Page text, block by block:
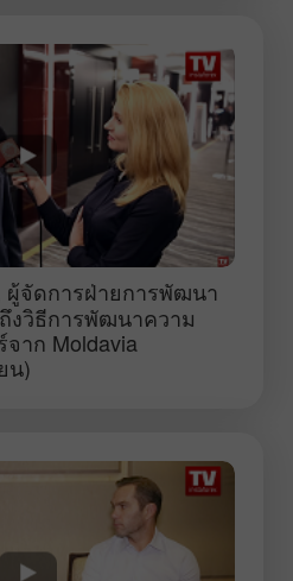
ผู้จัดการฝ่ายการพัฒนา
งวิธีการพัฒนาความ
าก Moldavia
น)